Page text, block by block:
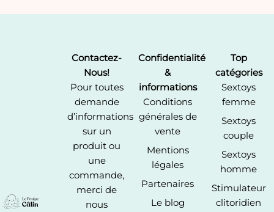
Contactez-
Nous!
Pour toutes
demande
d’informations
sur un
produit ou
une
commande,
merci de
nous
Confidentialité
&
informations
Conditions
générales de
vente
Mentions
légales
Partenaires
Le blog
Top
catégories
Sextoys
femme
Sextoys
couple
Sextoys
homme
Stimulateur
clitoridien